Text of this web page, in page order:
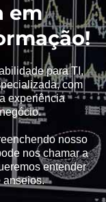
em
para TI,
com
experiência
nosso
nos chamar a
entender
anseios.